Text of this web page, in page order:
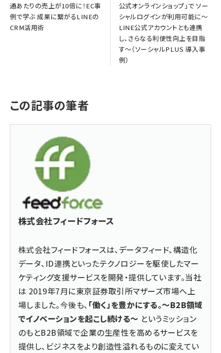
通あたりの売上が10倍に！EC事
例で学ぶ 成果に繋がるLINEの
CRM活用術
公式オンラインショップ」で ソー
シャルログインが利用可能に～
LINE公式アカウントとも連携
し、さらなる利便性向上を目指
す～（ソーシャルPLUS 導入事
例）
この記事の筆者
株式会社フィードフォース
株式会社フィードフォースは、データフィード、構造化
データ、ID連携といったテクノロジーを駆使したマー
ケティング支援サービスを開発・提供しています。当社
は 2019年7月に東京証券取引所マザーズ市場へ上
場しました。今後も、 「働く」を豊かにする。～B2B領域
でイノベーションを起こし続ける～ というミッション
のもとB2B領域で企業の生産性を高めるサービスを
提供し、ビジネスをより創造性溢れるものに変えてい